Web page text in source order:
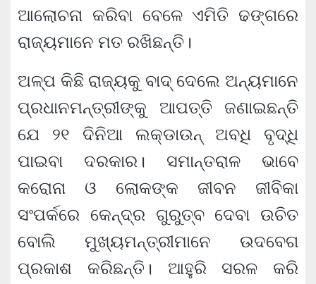
ଆଲୋଚନା କରିବା ବେଳେ ଏମିତି ଢଙ୍ଗରେ
ରାଜ୍ୟମାନେ ମତ ରଖିଛନ୍ତି।
ଅଳ୍ପ କିଛି ରାଜ୍ୟକୁ ବାଦ୍ ଦେଲେ ଅନ୍ୟମାନେ
ପ୍ରଧାନମନ୍ତ୍ରୀଙ୍କୁ ଆପତ୍ତି ଜଣାଇଛନ୍ତି
ଯେ ୨୧ ଦିନିଆ ଲକ୍‌ଡାଉନ୍ ଅବଧି ବୃଦ୍ଧି
ପାଇବା ଦରକାର। ସମାନ୍ତରାଳ ଭାବେ
କରୋନା ଓ ଲୋକଙ୍କ ଜୀବନ ଜୀବିକା
ସଂପର୍କରେ କେନ୍ଦ୍ର ଗୁରୁତ୍ବ ଦେବା ଉଚିତ
ବୋଲି ମୁଖ୍ୟମନ୍ତ୍ରୀମାନେ ଉଦବେଗ
ପ୍ରକାଶ କରିଛନ୍ତି। ଆହୁରି ସରଳ କରି